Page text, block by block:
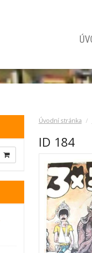
Úvodní stránka
ID 184